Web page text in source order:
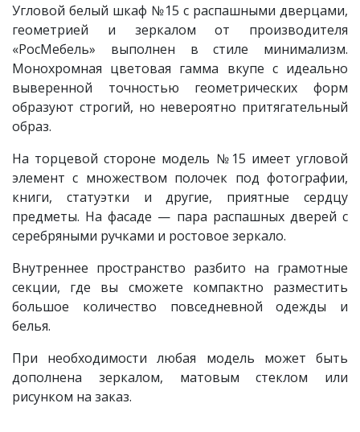
Угловой белый шкаф №15 с распашными дверцами,
геометрией и зеркалом от производителя
«РосМебель» выполнен в стиле минимализм.
Монохромная цветовая гамма вкупе с идеально
выверенной точностью геометрических форм
образуют строгий, но невероятно притягательный
образ.
На торцевой стороне модель №15 имеет угловой
элемент с множеством полочек под фотографии,
книги, статуэтки и другие, приятные сердцу
предметы. На фасаде — пара распашных дверей с
серебряными ручками и ростовое зеркало.
Внутреннее пространство разбито на грамотные
секции, где вы сможете компактно разместить
большое количество повседневной одежды и
белья.
При необходимости любая модель может быть
дополнена зеркалом, матовым стеклом или
рисунком на заказ.